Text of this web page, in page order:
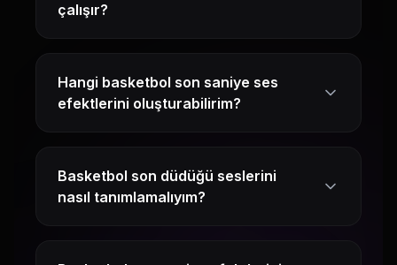
çalışır?
Hangi basketbol son saniye ses
efektlerini oluşturabilirim?
Basketbol son düdüğü seslerini
nasıl tanımlamalıyım?